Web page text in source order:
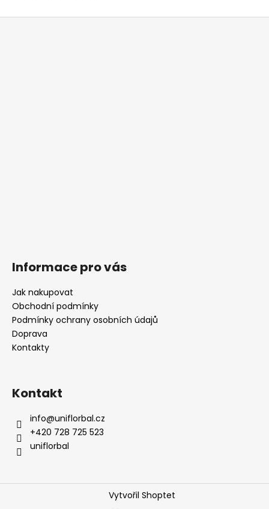
Z
Informace pro vás
Jak nakupovat
Obchodní podmínky
Podmínky ochrany osobních údajů
Doprava
Kontakty
Kontakt
info@uniflorbal.cz
+420 728 725 523
uniflorbal
Vytvořil Shoptet